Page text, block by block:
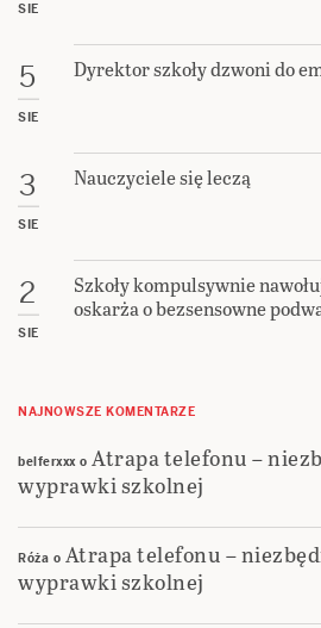
SIE
5
SIE
Dyrektor szkoły dzwoni do
3
SIE
Nauczyciele się leczą
2
SIE
Szkoły kompulsywnie
oskarża o bezsensowne
NAJNOWSZE KOMENTARZE
belferxxxo Atrapa telefonu –
wyprawki szkolnej
Róża o Atrapa telefonu –
wyprawki szkolnej